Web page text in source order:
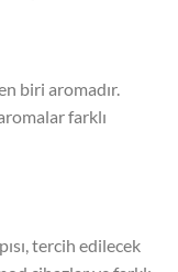
biri aromadır.
farklı
tercih edilecek